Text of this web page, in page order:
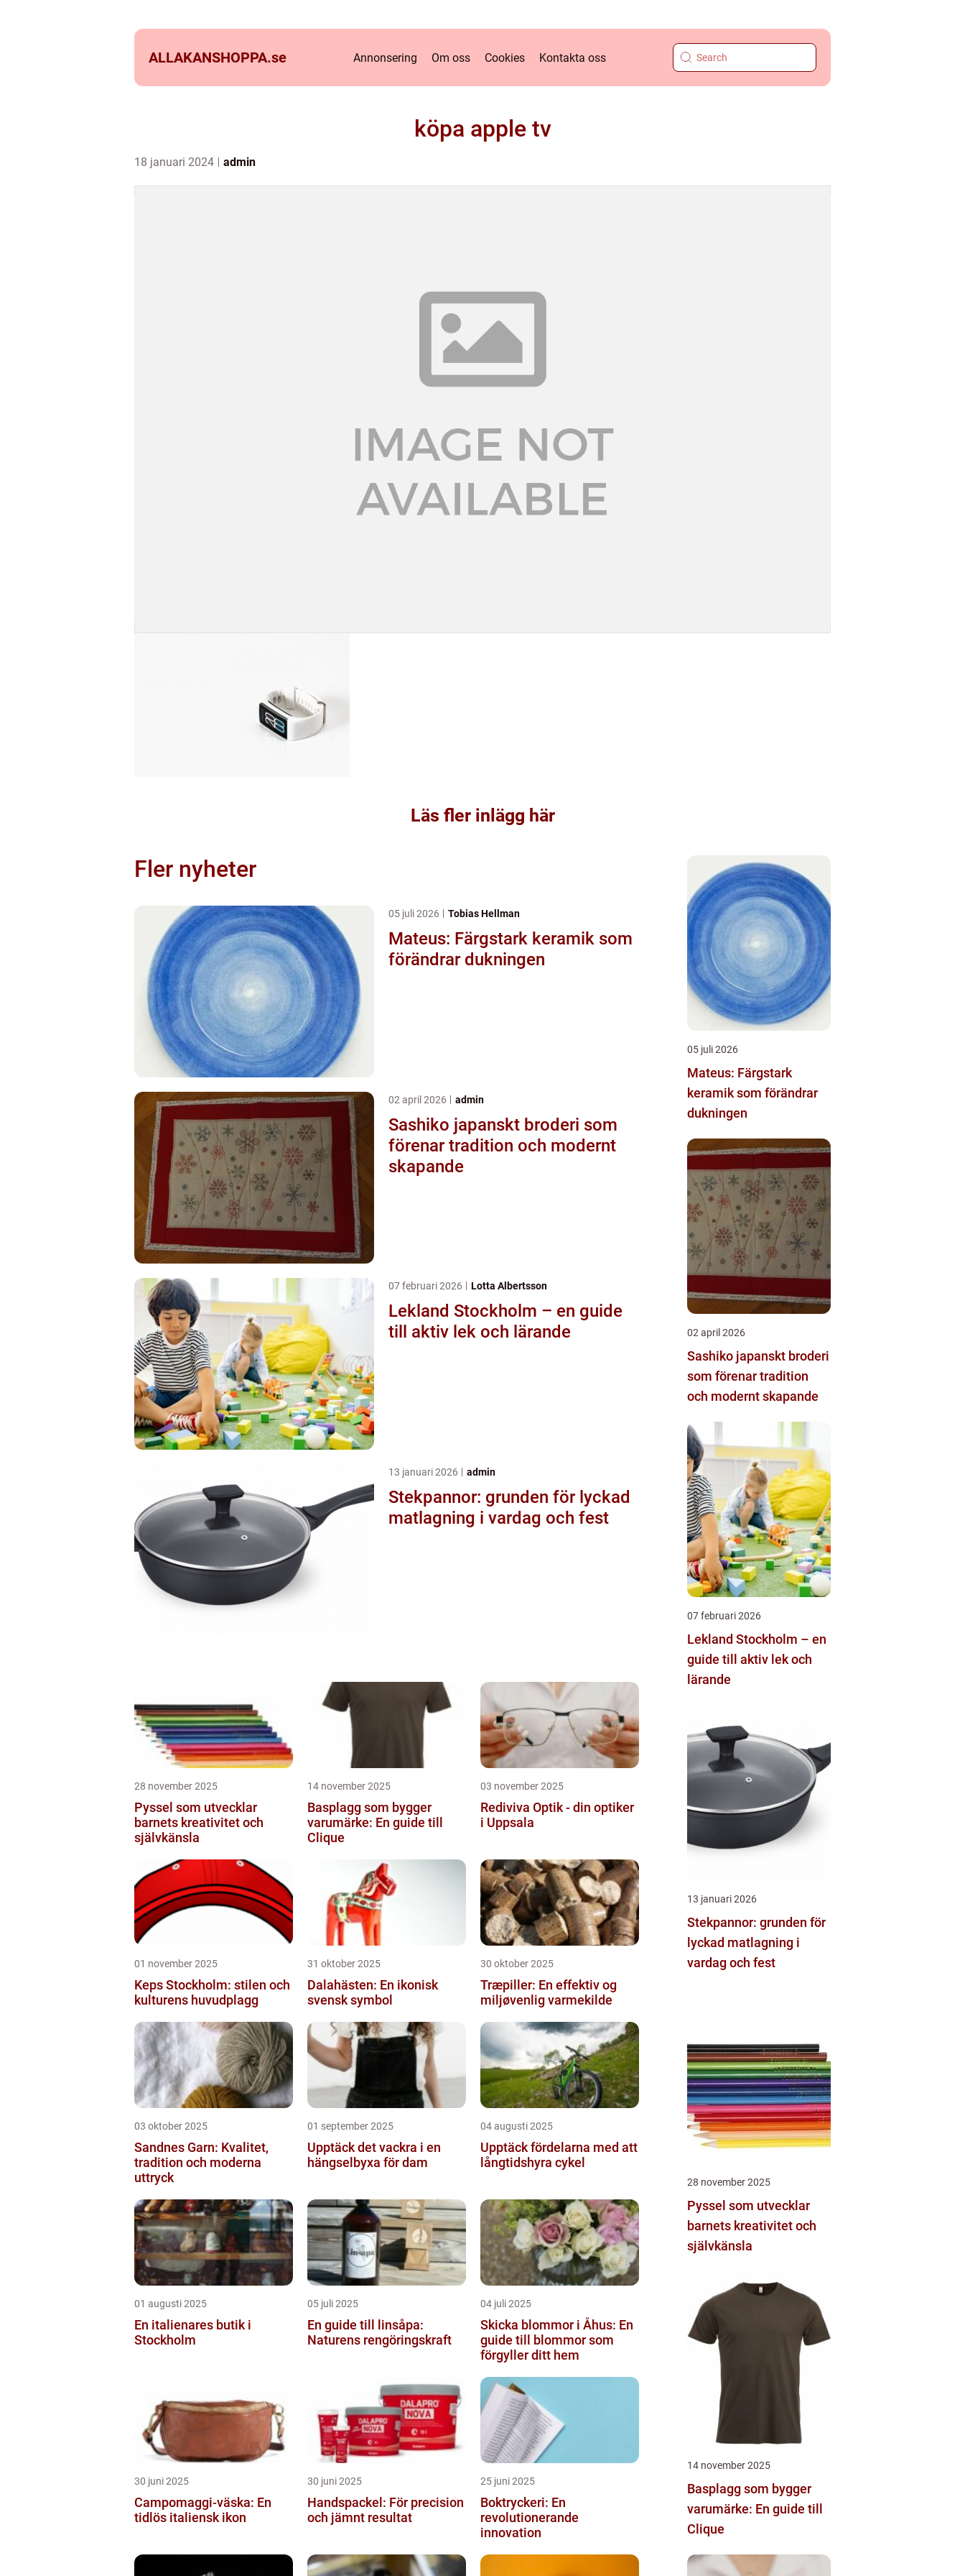
ALLAKANSHOPPA.se Annonsering Om oss Cookies Kontakta oss
köpa apple tv
18 januari 2024 admin
Läs fler inlägg här
Fler nyheter
05 juli 2026 Tobias Hellman
Mateus: Färgstark keramik som
förändrar dukningen
02 april 2026 admin
Sashiko japanskt broderi som
förenar tradition och modernt
skapande
07 februari 2026 Lotta Albertsson
Lekland Stockholm – en guide
till aktiv lek och lärande
13 januari 2026 admin
Stekpannor: grunden för lyckad
matlagning i vardag och fest
28 november 2025
Pyssel som utvecklar
barnets kreativitet och
självkänsla
14 november 2025
Basplagg som bygger
varumärke: En guide till
Clique
03 november 2025
Rediviva Optik - din optiker
i Uppsala
01 november 2025
Keps Stockholm: stilen och
kulturens huvudplagg
31 oktober 2025
Dalahästen: En ikonisk
svensk symbol
30 oktober 2025
Træpiller: En effektiv og
miljøvenlig varmekilde
03 oktober 2025
Sandnes Garn: Kvalitet,
tradition och moderna
uttryck
01 september 2025
Upptäck det vackra i en
hängselbyxa för dam
04 augusti 2025
Upptäck fördelarna med att
långtidshyra cykel
01 augusti 2025
En italienares butik i
Stockholm
05 juli 2025
En guide till linsåpa:
Naturens rengöringskraft
04 juli 2025
Skicka blommor i Åhus: En
guide till blommor som
förgyller ditt hem
30 juni 2025
Campomaggi-väska: En
tidlös italiensk ikon
30 juni 2025
Handspackel: För precision
och jämnt resultat
25 juni 2025
Boktryckeri: En
revolutionerande
innovation
05 juli 2026
Mateus: Färgstark
keramik som förändrar
dukningen
02 april 2026
Sashiko japanskt broderi
som förenar tradition
och modernt skapande
07 februari 2026
Lekland Stockholm – en
guide till aktiv lek och
lärande
13 januari 2026
Stekpannor: grunden för
lyckad matlagning i
vardag och fest
28 november 2025
Pyssel som utvecklar
barnets kreativitet och
självkänsla
14 november 2025
Basplagg som bygger
varumärke: En guide till
Clique